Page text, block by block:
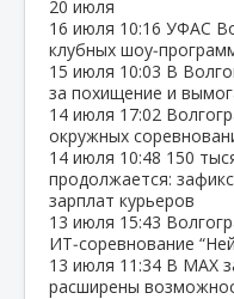
20 июля
16 июля 10:16 УФАС
клубных
15 июля 10:03 В
за похищение и
14 июля 17:02
окружных
14 июля 10:48 150
продолжается:
зарплат курьеров
13 июля 15:43
ИТ‑соревнование
13 июля 11:34 В МАХ
расширены